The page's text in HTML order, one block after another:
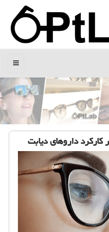
منو
كاركرد داروهای دیابت